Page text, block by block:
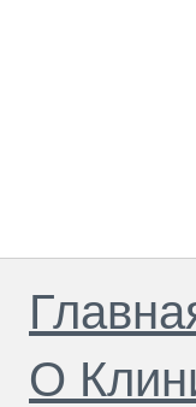
О